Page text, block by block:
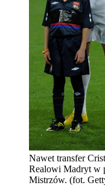
Nawet transfer
Realowi Madryt w
Mistrzów. (fot.